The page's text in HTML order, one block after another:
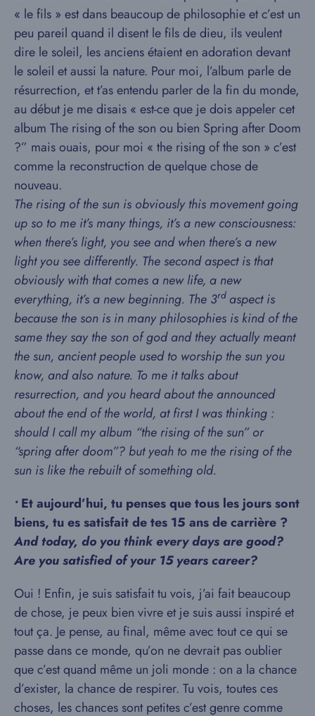
« le fils » est dans beaucoup de philosophie et c’est un
peu pareil quand il disent le fils de dieu, ils veulent
dire le soleil, les anciens étaient en adoration devant
le soleil et aussi la nature. Pour moi, l’album parle de
résurrection, et t’as entendu parler de la fin du monde,
au début je me disais « est-ce que je dois appeler cet
album The rising of the son ou bien Spring after Doom
?” mais ouais, pour moi « the rising of the son » c’est
comme la reconstruction de quelque chose de
nouveau.
The rising of the sun is obviously this movement going
up so to me it’s many things, it’s a new consciousness:
when there’s light, you see and when there’s a new
light you see differently. The second aspect is that
obviously with that comes a new life, a new
everything, it’s a new beginning. The 3rdaspect is
because the son is in many philosophies is kind of the
same they say the son of god and they actually meant
the sun, ancient people used to worship the sun you
know, and also nature. To me it talks about
resurrection, and you heard about the announced
about the end of the world, at first I was thinking :
should I call my album “the rising of the sun” or
“spring after doom”? but yeah to me the rising of the
sun is like the rebuilt of something old.
•Et aujourd’hui, tu penses que tous les jours sont
biens, tu es satisfait de tes 15 ans de carrière ?
And today, do you think every days are good?
Are you satisfied of your 15 yearscareer?
Oui ! Enfin, je suis satisfait tu vois, j’ai fait beaucoup
de chose, je peux bien vivre et je suis aussi inspiré et
tout ça. Je pense, au final, même avec tout ce qui se
passe dans ce monde, qu’on ne devrait pas oublier
que c’est quand même un joli monde : on a la chance
d’exister, la chance de respirer. Tu vois, toutes ces
choses, les chances sont petites c’est genre comme